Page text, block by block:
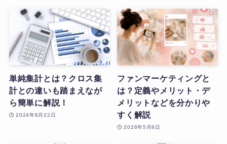
単純集計とは？クロス集
計との違いも踏まえなが
ら簡単に解説！
2024年8月22日
ファンマーケティングと
は？定義やメリット・デ
メリットなどを分かりや
すく解説
2026年5月8日